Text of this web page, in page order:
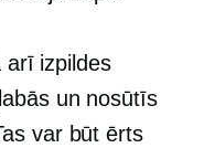
arī izpildes
un nosūtīs
var būt ērts